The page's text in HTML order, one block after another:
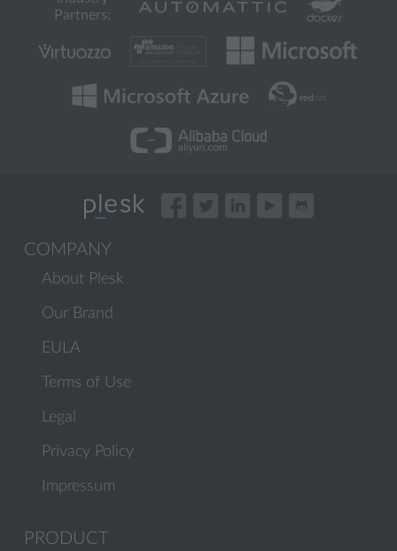
Partners:
COMPANY
About Plesk
Our Brand
EULA
Terms of Use
Legal
Privacy Policy
Impressum
PRODUCT